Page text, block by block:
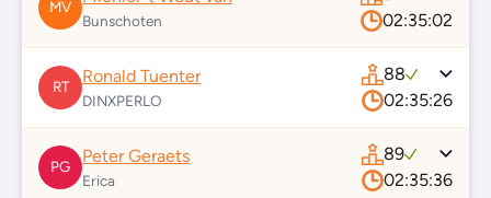
MV
Bunschoten
02:35:02
RT
Ronald Tuenter
DINXPERLO
88
02:35:26
PG
Peter Geraets
Erica
89
02:35:36